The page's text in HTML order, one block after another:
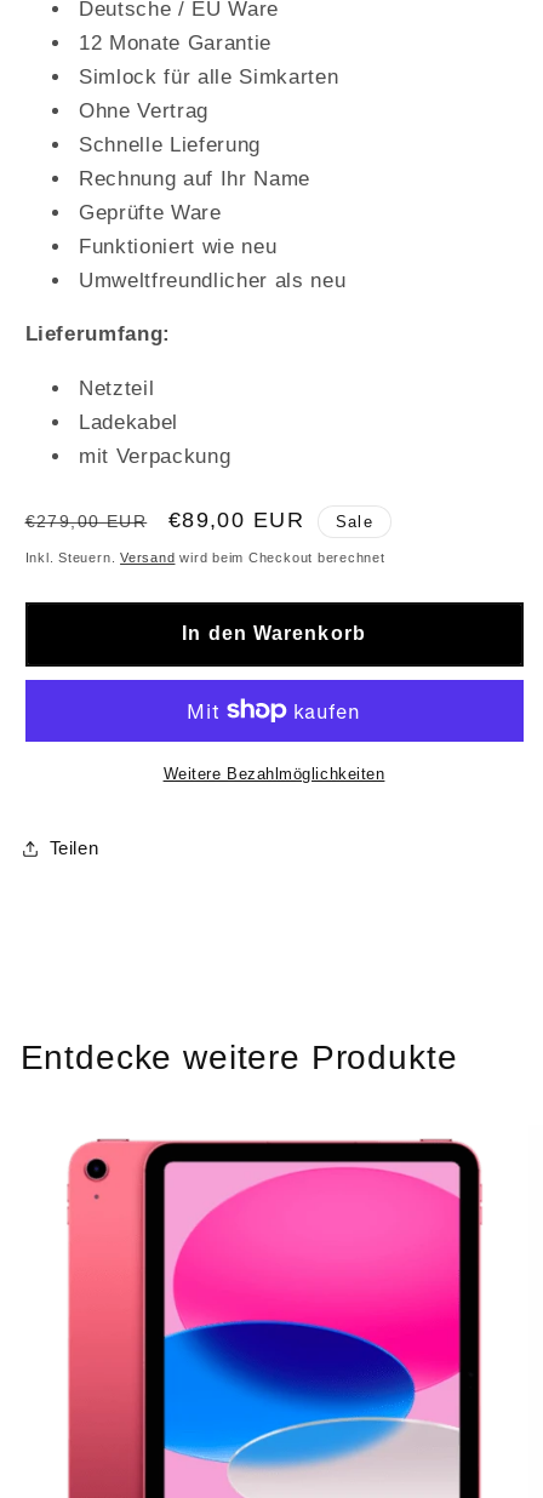
Deutsche / EU Ware
12 Monate Garantie
Simlock für alle Simkarten
Ohne Vertrag
Schnelle Lieferung
Rechnung auf Ihr Name
Geprüfte Ware
Funktioniert wie neu
Umweltfreundlicher als neu
Lieferumfang:
Netzteil
Ladekabel
mit Verpackung
Normaler
Preis
€279,00 EUR Verkaufspreis
€89,00 EUR Sale
Inkl. Steuern.Versand wird beim Checkout berechnet
In den Warenkorb
Weitere Bezahlmöglichkeiten
Teilen
Entdecke weitere Produkte